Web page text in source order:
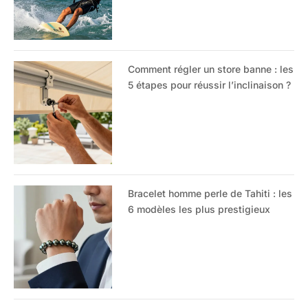
Comment régler un store banne : les
5 étapes pour réussir l’inclinaison ?
Bracelet homme perle de Tahiti : les
6 modèles les plus prestigieux